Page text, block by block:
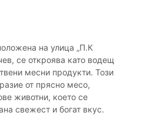
на улица „П.К
се откроява като водещ
месни продукти. Този
от прясно месо,
животни, което се
свежест и богат вкус.